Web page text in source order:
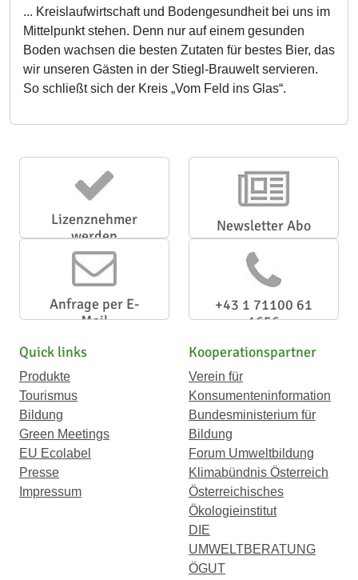
... Kreislaufwirtschaft und Bodengesundheit bei uns im
Mittelpunkt stehen. Denn nur auf einem gesunden
Boden wachsen die besten Zutaten für bestes Bier, das
wir unseren Gästen in der Stiegl-Brauwelt servieren.
So schließt sich der Kreis „Vom Feld ins Glas“.
Lizenznehmer
werden
Newsletter Abo
Anfrage per E-
Mail
+43 1 71100 61
1656
Quick links
Produkte
Tourismus
Bildung
Green Meetings
EU Ecolabel
Presse
Impressum
Kooperationspartner
Verein für
Konsumenteninformation
Bundesministerium für
Bildung
Forum Umweltbildung
Klimabündnis Österreich
Österreichisches
Ökologieinstitut
DIE
UMWELTBERATUNG
ÖGUT